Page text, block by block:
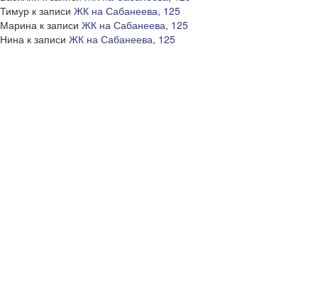
Тимур к записи ЖК на Сабанеева, 125
Марина к записи ЖК на Сабанеева, 125
Нина к записи ЖК на Сабанеева, 125